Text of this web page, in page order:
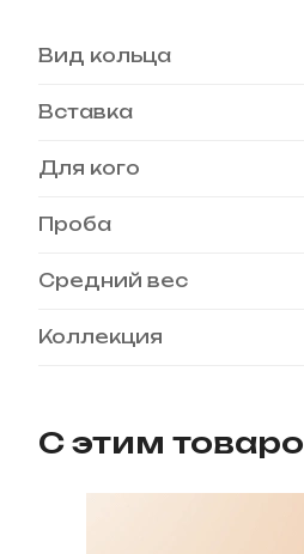
Вид кольца
Вставка
Для кого
Проба
Средний вес
Коллекция
С этим